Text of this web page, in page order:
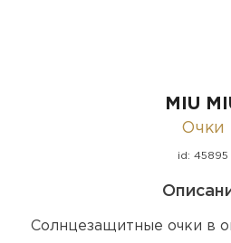
MIU
Очки
id: 45895
Солнцезащитные очки в